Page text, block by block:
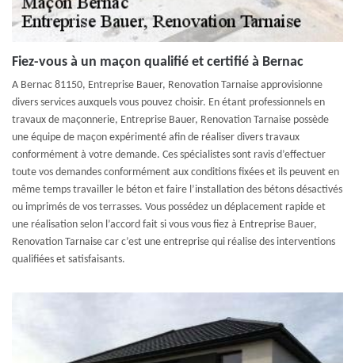
Fiez-vous à un maçon qualifié et certifié à Bernac
A Bernac 81150, Entreprise Bauer, Renovation Tarnaise approvisionne
divers services auxquels vous pouvez choisir. En étant professionnels en
travaux de maçonnerie, Entreprise Bauer, Renovation Tarnaise possède
une équipe de maçon expérimenté afin de réaliser divers travaux
conformément à votre demande. Ces spécialistes sont ravis d’effectuer
toute vos demandes conformément aux conditions fixées et ils peuvent en
même temps travailler le béton et faire l’installation des bétons désactivés
ou imprimés de vos terrasses. Vous possédez un déplacement rapide et
une réalisation selon l’accord fait si vous vous fiez à Entreprise Bauer,
Renovation Tarnaise car c’est une entreprise qui réalise des interventions
qualifiées et satisfaisants.